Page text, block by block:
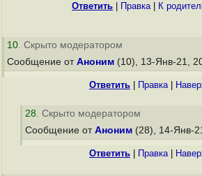
Ответить Правка| К
10. Скрыто модератором
Сообщение от Аноним (10), 13-Янв-21,
Ответить Правка|
28. Скрыто модератором
Сообщение от Аноним (28), 14-Янв-
Ответить Правка|